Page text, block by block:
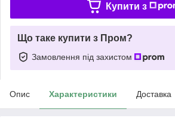
Купити з
Що таке купити з Пром?
Замовлення під захистом
Опис Характеристики Доставка